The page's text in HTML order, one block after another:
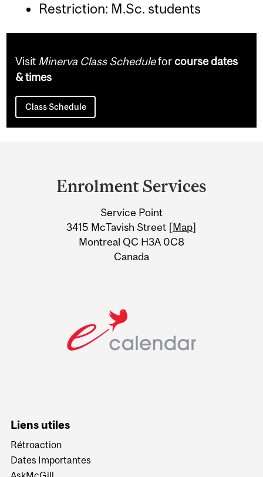
Restriction: M.Sc. students
Visit Minerva Class Scheduleforcourse dates
& times
Class Schedule
Information
Enrolment Services
Service Point
3415 McTavish Street [Map]
Montreal QC H3A 0C8
Canada
Liens utiles
Rétroaction
Dates Importantes